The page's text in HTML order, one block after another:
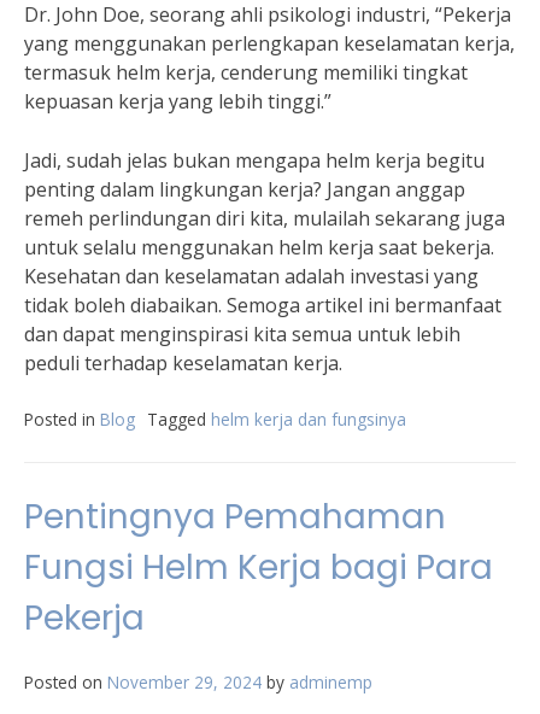
Dr. John Doe, seorang ahli psikologi industri, “Pekerja
yang menggunakan perlengkapan keselamatan kerja,
termasuk helm kerja, cenderung memiliki tingkat
kepuasan kerja yang lebih tinggi.”
Jadi, sudah jelas bukan mengapa helm kerja begitu
penting dalam lingkungan kerja? Jangan anggap
remeh perlindungan diri kita, mulailah sekarang juga
untuk selalu menggunakan helm kerja saat bekerja.
Kesehatan dan keselamatan adalah investasi yang
tidak boleh diabaikan. Semoga artikel ini bermanfaat
dan dapat menginspirasi kita semua untuk lebih
peduli terhadap keselamatan kerja.
Posted in Blog Tagged helm kerja dan fungsinya
Pentingnya Pemahaman
Fungsi Helm Kerja bagi Para
Pekerja
Posted on November 29, 2024 by adminemp